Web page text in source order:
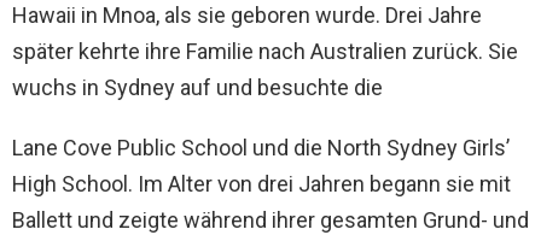
Hawaii in Mnoa, als sie geboren wurde. Drei Jahre
später kehrte ihre Familie nach Australien zurück. Sie
wuchs in Sydney auf und besuchte die
Lane Cove Public School und die North Sydney Girls’
High School. Im Alter von drei Jahren begann sie mit
Ballett und zeigte während ihrer gesamten Grund- und